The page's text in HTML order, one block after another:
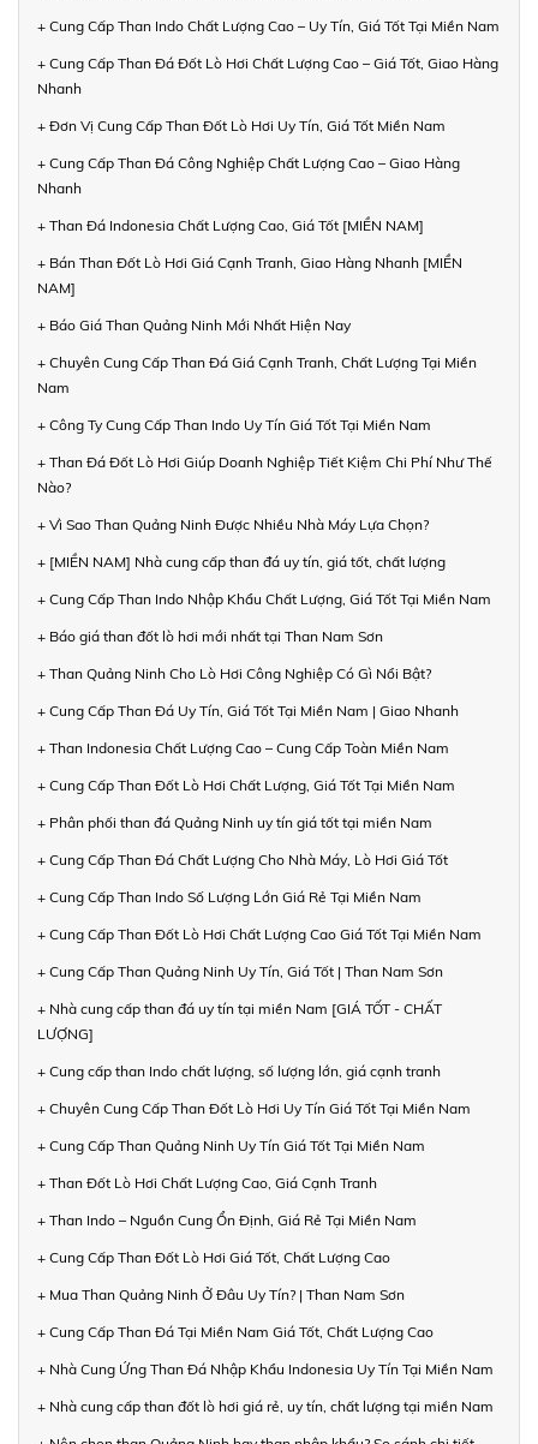
+ Cung Cấp Than Indo Chất Lượng Cao – Uy Tín, Giá Tốt Tại Miền Nam
+ Cung Cấp Than Đá Đốt Lò Hơi Chất Lượng Cao – Giá Tốt, Giao Hàng
Nhanh
+ Đơn Vị Cung Cấp Than Đốt Lò Hơi Uy Tín, Giá Tốt Miền Nam
+ Cung Cấp Than Đá Công Nghiệp Chất Lượng Cao – Giao Hàng
Nhanh
+ Than Đá Indonesia Chất Lượng Cao, Giá Tốt [MIỀN NAM]
+ Bán Than Đốt Lò Hơi Giá Cạnh Tranh, Giao Hàng Nhanh [MIỀN
NAM]
+ Báo Giá Than Quảng Ninh Mới Nhất Hiện Nay
+ Chuyên Cung Cấp Than Đá Giá Cạnh Tranh, Chất Lượng Tại Miền
Nam
+ Công Ty Cung Cấp Than Indo Uy Tín Giá Tốt Tại Miền Nam
+ Than Đá Đốt Lò Hơi Giúp Doanh Nghiệp Tiết Kiệm Chi Phí Như Thế
Nào?
+ Vì Sao Than Quảng Ninh Được Nhiều Nhà Máy Lựa Chọn?
+ [MIỀN NAM] Nhà cung cấp than đá uy tín, giá tốt, chất lượng
+ Cung Cấp Than Indo Nhập Khẩu Chất Lượng, Giá Tốt Tại Miền Nam
+ Báo giá than đốt lò hơi mới nhất tại Than Nam Sơn
+ Than Quảng Ninh Cho Lò Hơi Công Nghiệp Có Gì Nổi Bật?
+ Cung Cấp Than Đá Uy Tín, Giá Tốt Tại Miền Nam | Giao Nhanh
+ Than Indonesia Chất Lượng Cao – Cung Cấp Toàn Miền Nam
+ Cung Cấp Than Đốt Lò Hơi Chất Lượng, Giá Tốt Tại Miền Nam
+ Phân phối than đá Quảng Ninh uy tín giá tốt tại miền Nam
+ Cung Cấp Than Đá Chất Lượng Cho Nhà Máy, Lò Hơi Giá Tốt
+ Cung Cấp Than Indo Số Lượng Lớn Giá Rẻ Tại Miền Nam
+ Cung Cấp Than Đốt Lò Hơi Chất Lượng Cao Giá Tốt Tại Miền Nam
+ Cung Cấp Than Quảng Ninh Uy Tín, Giá Tốt | Than Nam Sơn
+ Nhà cung cấp than đá uy tín tại miền Nam [GIÁ TỐT - CHẤT
LƯỢNG]
+ Cung cấp than Indo chất lượng, số lượng lớn, giá cạnh tranh
+ Chuyên Cung Cấp Than Đốt Lò Hơi Uy Tín Giá Tốt Tại Miền Nam
+ Cung Cấp Than Quảng Ninh Uy Tín Giá Tốt Tại Miền Nam
+ Than Đốt Lò Hơi Chất Lượng Cao, Giá Cạnh Tranh
+ Than Indo – Nguồn Cung Ổn Định, Giá Rẻ Tại Miền Nam
+ Cung Cấp Than Đốt Lò Hơi Giá Tốt, Chất Lượng Cao
+ Mua Than Quảng Ninh Ở Đâu Uy Tín? | Than Nam Sơn
+ Cung Cấp Than Đá Tại Miền Nam Giá Tốt, Chất Lượng Cao
+ Nhà Cung Ứng Than Đá Nhập Khẩu Indonesia Uy Tín Tại Miền Nam
+ Nhà cung cấp than đốt lò hơi giá rẻ, uy tín, chất lượng tại miền Nam